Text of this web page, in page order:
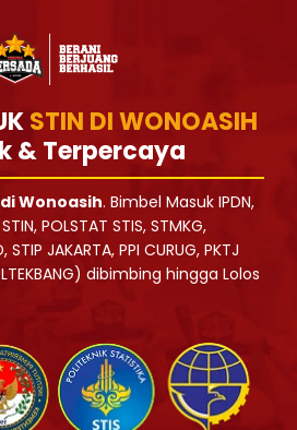
STIN DI WONOASIH
& Terpercaya
Wonoasih. Bimbel Masuk IPDN,
POLSTAT STIS, STMKG,
STIP JAKARTA, PPI CURUG, PKTJ
dibimbing hingga Lolos